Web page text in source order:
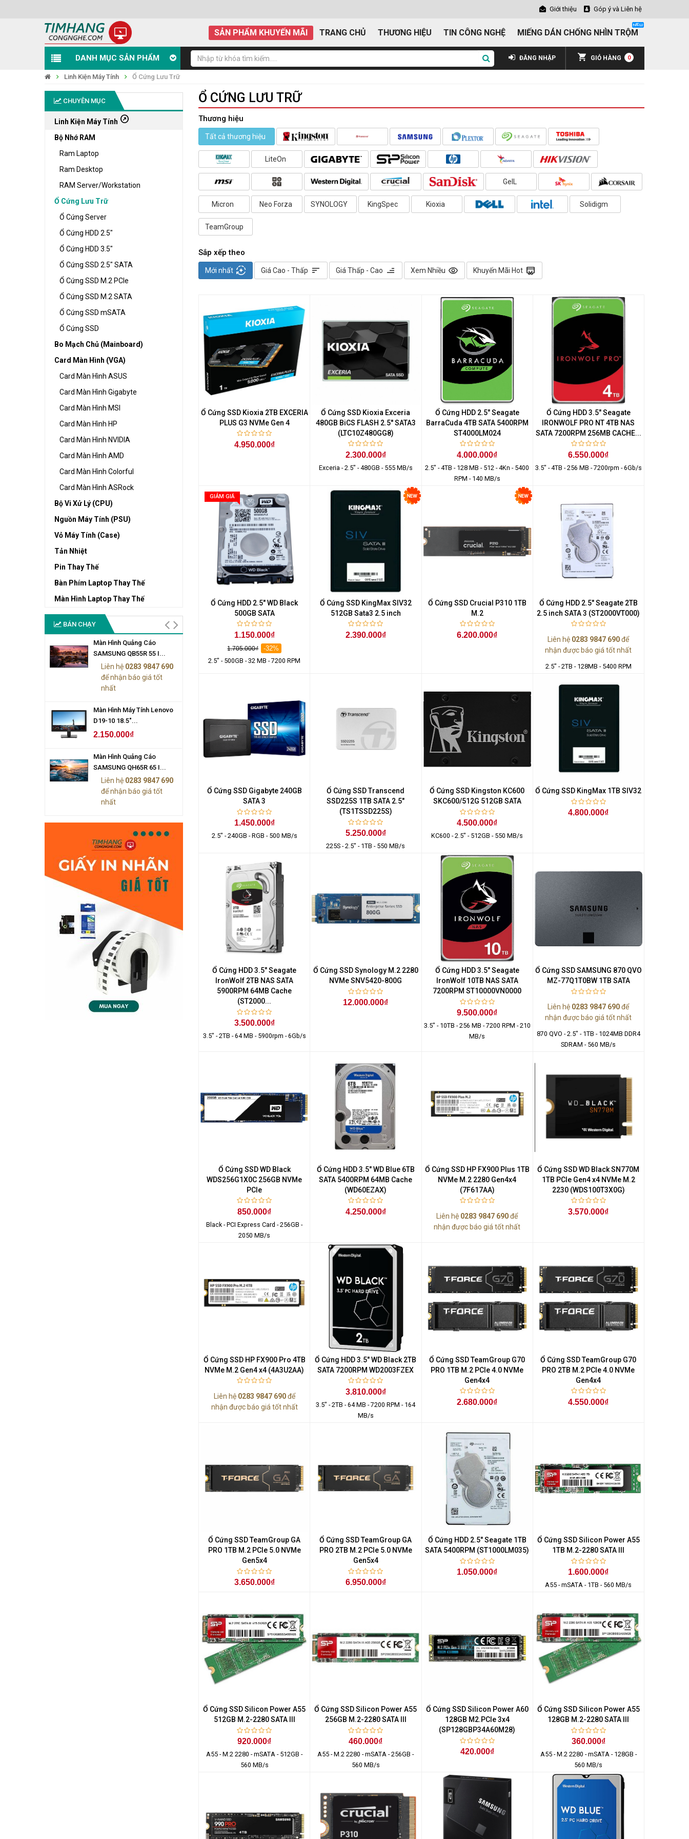
Giới thiệu Góp ý và Liên hệ
SẢN PHẨM KHUYẾN MÃI TRANG CHỦ THƯƠNG HIỆU TIN CÔNG NGHỆ MIẾNG DÁN CHỐNG NHÌN TRỘM
DANH MỤC SẢN PHẨM GIỎ HÀNG 0
ĐĂNG NHẬP
Linh Kiện Máy Tính Ổ Cứng Lưu Trữ
CHUYÊN MỤC
Linh Kiện Máy Tính outbound
Bộ Nhớ RAM
Ram Laptop
Ram Desktop
RAM Server/Workstation
Ổ Cứng Lưu Trữ
Ổ Cứng Server
Ổ Cứng HDD 2.5"
Ổ Cứng HDD 3.5"
Ổ Cứng SSD 2.5" SATA
Ổ Cứng SSD M.2 PCIe
Ổ Cứng SSD M.2 SATA
Ổ Cứng SSD mSATA
Ổ Cứng SSD
Bo Mạch Chủ (Mainboard)
Card Màn Hình (VGA)
Card Màn Hình ASUS
Card Màn Hình Gigabyte
Card Màn Hình MSI
Card Màn Hình HP
Card Màn Hình NVIDIA
Card Màn Hình AMD
Card Màn Hình Colorful
Card Màn Hình ASRock
Bộ Vi Xử Lý (CPU)
Nguồn Máy Tính (PSU)
Vỏ Máy Tính (Case)
Tản Nhiệt
Pin Thay Thế
Bàn Phím Laptop Thay Thế
Màn Hình Laptop Thay Thế
BÁN CHẠY
Màn Hình Quảng Cáo
SAMSUNG QB55R 55 I...
Liên hệ 0283 9847 690
để nhận báo giá tốt
nhất
Màn Hình Máy Tính Lenovo
D19-10 18.5"...
2.150.000₫
Màn Hình Quảng Cáo
SAMSUNG QH65R 65 I...
Liên hệ 0283 9847 690
để nhận báo giá tốt
nhất
Màn Hình Máy Tính Lenovo
D19-10 18.5"...
2.150.000₫
SAMSUNG QH65R 65 I...
để nhận báo giá tốt
nhất
Ổ CỨNG LƯU TRỮ
Thương hiệu
Tất cả thương hiệu
LiteOn
GeIL
Micron Neo Forza SYNOLOGY KingSpec Kioxia Solidigm
TeamGroup
Sắp xếp theo
Mới nhất auto_mode Giá Cao - Thấp sort Giá Thấp - Cao sort Xem Nhiều visibility Khuyến Mãi Hot redeem
Ổ Cứng SSD Kioxia 2TB EXCERIA
PLUS G3 NVMe Gen 4
4.950.000₫
Ổ Cứng SSD Kioxia Exceria
480GB BiCS FLASH 2.5'' SATA3
(LTC10Z480GG8)
2.300.000₫
Exceria - 2.5" - 480GB - 555 MB/s
Ổ Cứng HDD 2.5" Seagate
BarraCuda 4TB SATA 5400RPM
ST4000LM024
4.000.000₫
2.5" - 4TB - 128 MB - 512 - 4Kn - 5400
RPM - 140 MB/s
Ổ Cứng HDD 3.5" Seagate
IRONWOLF PRO NT 4TB NAS
SATA 7200RPM 256MB CACHE...
6.550.000₫
3.5" - 4TB - 256 MB - 7200rpm - 6Gb/s
GIẢM GIÁ
Ổ Cứng HDD 2.5" WD Black
500GB SATA
1.150.000₫
1.705.000₫
-32%
2.5" - 500GB - 32 MB - 7200 RPM
Ổ Cứng SSD KingMax SIV32
512GB Sata3 2.5 inch
2.390.000₫
Ổ Cứng SSD Crucial P310 1TB
M.2
6.200.000₫
Ổ Cứng HDD 2.5" Seagate 2TB
2.5 inch SATA 3 (ST2000VT000)
Liên hệ 0283 9847 690để
nhận được báo giá tốt nhất
2.5" - 2TB - 128MB - 5400 RPM
Ổ Cứng SSD Gigabyte 240GB
SATA 3
1.450.000₫
2.5" - 240GB - RGB - 500 MB/s
Ổ Cứng SSD Transcend
SSD225S 1TB SATA 2.5"
(TS1TSSD225S)
5.250.000₫
225S - 2.5" - 1TB - 550 MB/s
Ổ Cứng SSD Kingston KC600
SKC600/512G 512GB SATA
4.500.000₫
KC600 - 2.5" - 512GB - 550 MB/s
Ổ Cứng SSD KingMax 1TB SIV32
4.800.000₫
Ổ Cứng HDD 3.5" Seagate
IronWolf 2TB NAS SATA
5900RPM 64MB Cache
(ST2000...
3.500.000₫
3.5" - 2TB - 64 MB - 5900rpm - 6Gb/s
Ổ Cứng SSD Synology M.2 2280
NVMe SNV5420-800G
12.000.000₫
Ổ Cứng HDD 3.5" Seagate
IronWolf 10TB NAS SATA
7200RPM ST10000VN0000
9.500.000₫
3.5" - 10TB - 256 MB - 7200 RPM - 210
MB/s
Ổ Cứng SSD SAMSUNG 870 QVO
MZ-77Q1T0BW 1TB SATA
Liên hệ 0283 9847 690để
nhận được báo giá tốt nhất
870 QVO - 2.5" - 1TB - 1024MB DDR4
SDRAM - 560 MB/s
Ổ Cứng SSD WD Black
WDS256G1X0C 256GB NVMe
PCIe
850.000₫
Black - PCI Express Card - 256GB -
2050 MB/s
Ổ Cứng HDD 3.5" WD Blue 6TB
SATA 5400RPM 64MB Cache
(WD60EZAX)
4.250.000₫
Ổ Cứng SSD HP FX900 Plus 1TB
NVMe M.2 2280 Gen4x4
(7F617AA)
Liên hệ 0283 9847 690để
nhận được báo giá tốt nhất
Ổ Cứng SSD WD Black SN770M
1TB PCIe Gen4 x4 NVMe M.2
2230 (WDS100T3X0G)
3.570.000₫
Ổ Cứng SSD HP FX900 Pro 4TB
NVMe M.2 Gen4 x4 (4A3U2AA)
Liên hệ 0283 9847 690để
nhận được báo giá tốt nhất
Ổ Cứng HDD 3.5" WD Black 2TB
SATA 7200RPM WD2003FZEX
3.810.000₫
3.5" - 2TB - 64 MB - 7200 RPM - 164
MB/s
Ổ Cứng SSD TeamGroup G70
PRO 1TB M.2 PCIe 4.0 NVMe
Gen4x4
2.680.000₫
Ổ Cứng SSD TeamGroup G70
PRO 2TB M.2 PCIe 4.0 NVMe
Gen4x4
4.550.000₫
Ổ Cứng SSD TeamGroup GA
PRO 1TB M.2 PCIe 5.0 NVMe
Gen5x4
3.650.000₫
Ổ Cứng SSD TeamGroup GA
PRO 2TB M.2 PCIe 5.0 NVMe
Gen5x4
6.950.000₫
Ổ Cứng HDD 2.5" Seagate 1TB
SATA 5400RPM (ST1000LM035)
1.050.000₫
Ổ Cứng SSD Silicon Power A55
1TB M.2-2280 SATA III
1.600.000₫
A55 - mSATA - 1TB - 560 MB/s
Ổ Cứng SSD Silicon Power A55
512GB M.2-2280 SATA III
920.000₫
A55 - M.2 2280 - mSATA - 512GB -
560 MB/s
Ổ Cứng SSD Silicon Power A55
256GB M.2-2280 SATA III
460.000₫
A55 - M.2 2280 - mSATA - 256GB -
560 MB/s
Ổ Cứng SSD Silicon Power A60
128GB M2.PCIe 3x4
(SP128GBP34A60M28)
420.000₫
Ổ Cứng SSD Silicon Power A55
128GB M.2-2280 SATA III
360.000₫
A55 - M.2 2280 - mSATA - 128GB -
560 MB/s